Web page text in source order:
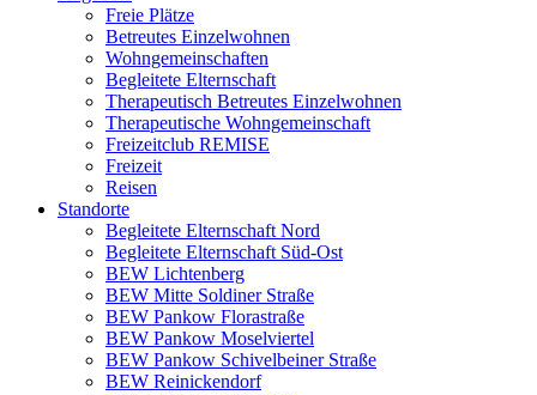
Freie Plätze
Betreutes Einzelwohnen
Wohngemeinschaften
Begleitete Elternschaft
Therapeutisch Betreutes Einzelwohnen
Therapeutische Wohngemeinschaft
Freizeitclub REMISE
Freizeit
Reisen
Standorte
Begleitete Elternschaft Nord
Begleitete Elternschaft Süd-Ost
BEW Lichtenberg
BEW Mitte Soldiner Straße
BEW Pankow Florastraße
BEW Pankow Moselviertel
BEW Pankow Schivelbeiner Straße
BEW Reinickendorf